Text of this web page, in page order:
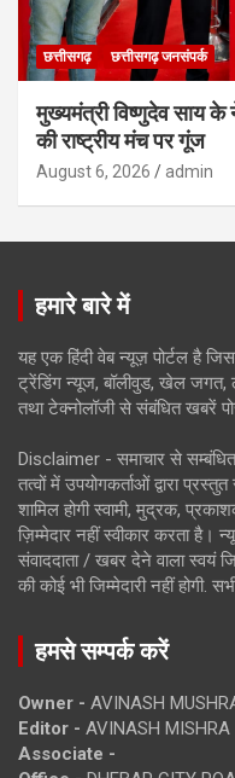
छत्तीसगढ़ छत्तीसगढ़ जनसंपर्क
मुख्यमंत्री विष्णुदेव साय के
की राष्ट्रीय मंच पर गूंज
August 6, 2026 admin
हमारे बारे में
यह एक हिंदी वेब न्यूज़ पोर्टल है
ट्रेंडिंग न्यूज, बॉलीवुड, खेल जगत,
तथा टेक्नोलॉजी से संबंधित खबरें
Disclaimer - समाचार से
तत्वों में उपयोगकर्ताओं द्वारा
शामिल होगी स्वामी, मुद्रक,
ज़िम्मेदार नहीं स्वीकार करता है।
संवाददाता / खबर देने वाला स्वयं
की कोई भी जिम्मेदारी नहीं होगी.
हमसे सम्पर्क करें
Owner - AVINASH
Editor - AVINASH MISHRA
Associate -